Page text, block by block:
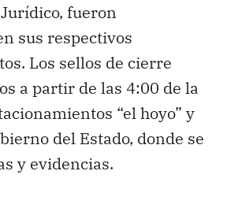
fueron
sus respectivos
Los sellos de cierre
a partir de las 4:00 de la
“el hoyo” y
del Estado, donde se
y evidencias.